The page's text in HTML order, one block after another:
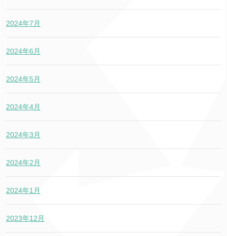
2024年7月
2024年6月
2024年5月
2024年4月
2024年3月
2024年2月
2024年1月
2023年12月